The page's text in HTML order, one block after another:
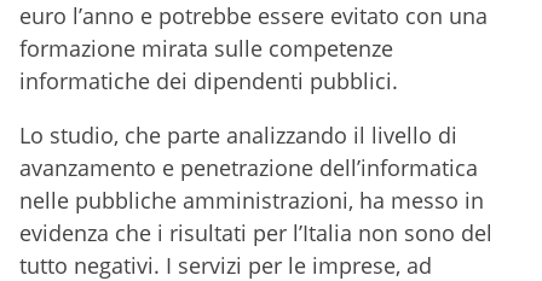
euro l’anno e potrebbe essere evitato con una
formazione mirata sulle competenze
informatiche dei dipendenti pubblici.
Lo studio, che parte analizzando il livello di
avanzamento e penetrazione dell’informatica
nelle pubbliche amministrazioni, ha messo in
evidenza che i risultati per l’Italia non sono del
tutto negativi. I servizi per le imprese, ad